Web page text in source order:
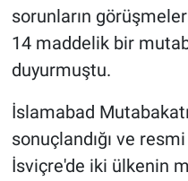
sorunların
14 maddelik bir
duyurmuştu.
İslamabad
sonuçlandığı ve
İsviçre'de iki ülkenin